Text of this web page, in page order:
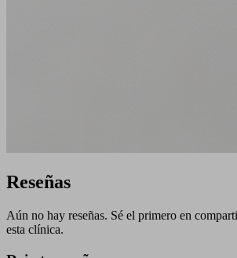
Reseñas
Aún no hay reseñas. Sé el primero en
esta clínica.